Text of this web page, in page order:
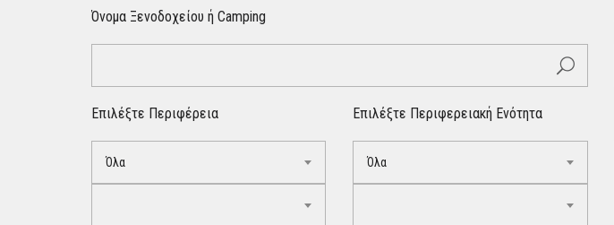
Όνομα Ξενοδοχείου ή Camping
Επιλέξτε Περιφέρεια
Όλα
Επιλέξτε Περιφερειακή Ενότητα
Όλα